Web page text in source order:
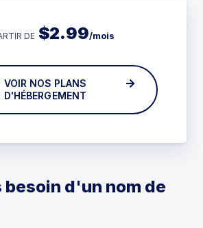
DE $2.99/mois
VOIR NOS PLANS
D'HÉBERGEMENT
d'un nom de